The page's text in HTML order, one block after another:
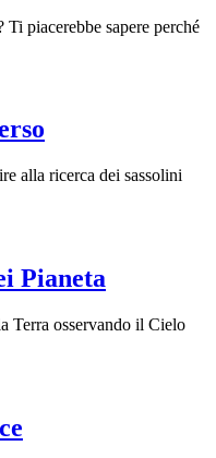
piacerebbe sapere perché
alla ricerca dei sassolini
Pianeta
Terra osservando il Cielo